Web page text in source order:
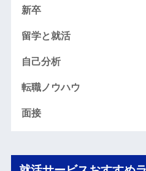
新卒
留学と就活
自己分析
転職ノウハウ
面接